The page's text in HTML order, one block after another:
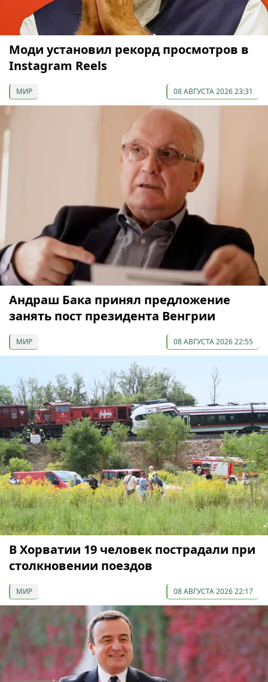
Моди установил рекорд просмотров в
Instagram Reels
МИР 08 АВГУСТА 2026 23:31
Андраш Бака принял предложение
занять пост президента Венгрии
МИР 08 АВГУСТА 2026 22:55
В Хорватии 19 человек пострадали при
столкновении поездов
МИР 08 АВГУСТА 2026 22:17